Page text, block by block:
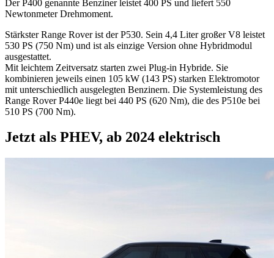
Der P400 genannte Benziner leistet 400 PS und liefert 550
Newtonmeter Drehmoment.
Stärkster Range Rover ist der P530. Sein 4,4 Liter großer V8 leistet
530 PS (750 Nm) und ist als einzige Version ohne Hybridmodul
ausgestattet.
Mit leichtem Zeitversatz starten zwei Plug-in Hybride. Sie
kombinieren jeweils einen 105 kW (143 PS) starken Elektromotor
mit unterschiedlich ausgelegten Benzinern. Die Systemleistung des
Range Rover P440e liegt bei 440 PS (620 Nm), die des P510e bei
510 PS (700 Nm).
Jetzt als PHEV, ab 2024 elektrisch